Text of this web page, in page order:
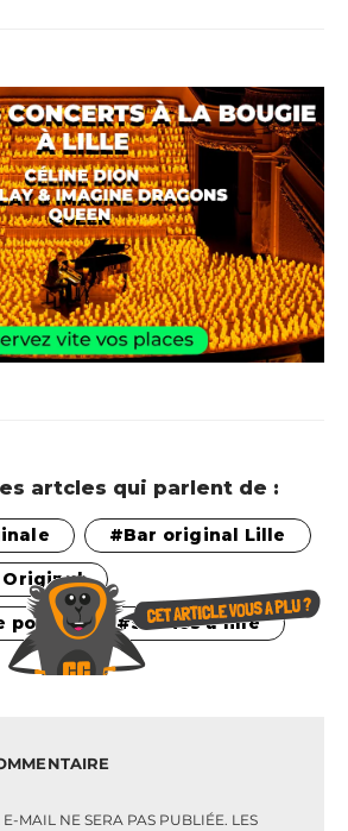
artcles qui parlent de :
Bar original Lille
Original
pote Sorties à lille
E-MAIL NE SERA PAS PUBLIÉE. LES